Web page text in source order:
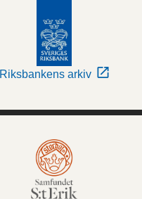
Riksbankens arkiv